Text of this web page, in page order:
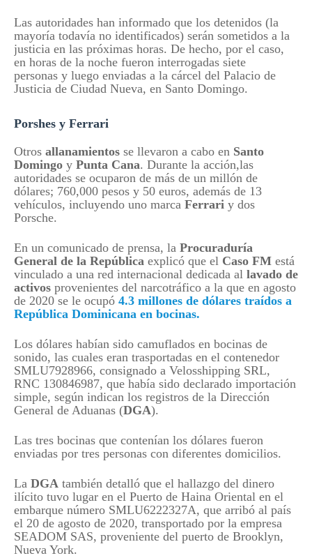
Las autoridades han informado que los detenidos (la
mayoría todavía no identificados) serán sometidos a la
justicia en las próximas horas. De hecho, por el caso,
en horas de la noche fueron interrogadas siete
personas y luego enviadas a la cárcel del Palacio de
Justicia de Ciudad Nueva, en Santo Domingo.
Porshes y Ferrari
Otros allanamientos se llevaron a cabo en Santo
Domingo y Punta Cana. Durante la acción,las
autoridades se ocuparon de más de un millón de
dólares; 760,000 pesos y 50 euros, además de 13
vehículos, incluyendo uno marca Ferrari y dos
Porsche.
En un comunicado de prensa, la Procuraduría
General de la República explicó que el Caso FM está
vinculado a una red internacional dedicada al lavado de
activos provenientes del narcotráfico a la que en agosto
de 2020 se le ocupó 4.3 millones de dólares traídos a
República Dominicana en bocinas.
Los dólares habían sido camuflados en bocinas de
sonido, las cuales eran trasportadas en el contenedor
SMLU7928966, consignado a Velosshipping SRL,
RNC 130846987, que había sido declarado importación
simple, según indican los registros de la Dirección
General de Aduanas (DGA).
Las tres bocinas que contenían los dólares fueron
enviadas por tres personas con diferentes domicilios.
La DGA también detalló que el hallazgo del dinero
ilícito tuvo lugar en el Puerto de Haina Oriental en el
embarque número SMLU6222327A, que arribó al país
el 20 de agosto de 2020, transportado por la empresa
SEADOM SAS, proveniente del puerto de Brooklyn,
Nueva York.